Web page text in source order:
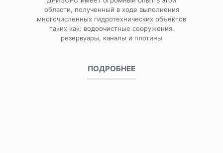
области, полученный в ходе выполнения
многочисленных гидротехнических объектов
таких как: водоочистные сооружения,
резервуары, каналы и плотины
ПОДРОБНЕЕ